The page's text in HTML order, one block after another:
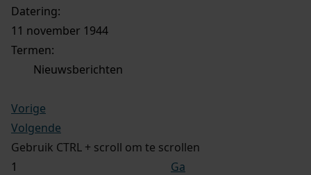
Datering:
11 november 1944
Termen:
Nieuwsberichten
Vorige
Volgende
Gebruik CTRL + scroll om te scrollen
Ga